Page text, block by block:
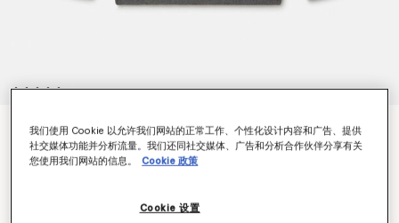
V领长袖套衫
¥6,750
我们使用 Cookie 以允许我们网站的正常工作、个性化设计内容和广告、提供
社交媒体功能并分析流量。我们还同社交媒体、广告和分析合作伙伴分享有关
您使用我们网站的信息。
Cookie 政策
Cookie 设置